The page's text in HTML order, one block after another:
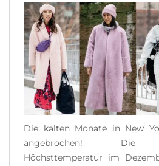
Die kalten Monate in New
angebrochen! Die
Höchsttemperatur im